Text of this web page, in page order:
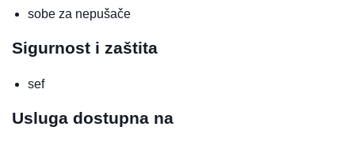
sobe za nepušače
Sigurnost i zaštita
sef
Usluga dostupna na